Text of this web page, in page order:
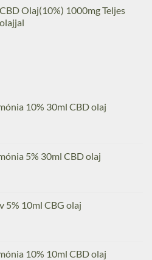
Olaj(10%) 1000mg Teljes
10% 30ml CBD olaj
5% 30ml CBD olaj
5% 10ml CBG olaj
10% 10ml CBD olaj